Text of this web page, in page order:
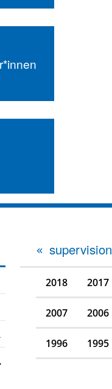
supervision
2018 2017
2007 2006
1996 1995